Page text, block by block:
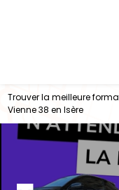
Trouver la meilleure
Vienne 38 en Isère
Panneau de gestion